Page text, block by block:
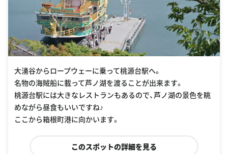
大湧谷からロープウェーに乗って桃源台駅へ。
名物の海賊船に載って芦ノ湖を渡ることが出来ます。
桃源台駅には大きなレストランもあるので、芦ノ湖の景色を眺
めながら昼食もいいですね♪
ここから箱根町港に向かいます。
このスポットの詳細を見る